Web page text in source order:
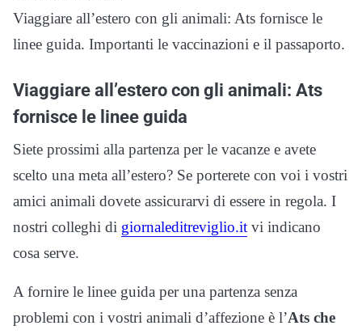
Viaggiare all’estero con gli animali: Ats fornisce le
linee guida. Importanti le vaccinazioni e il passaporto.
Viaggiare all’estero con gli animali: Ats
fornisce le linee guida
Siete prossimi alla partenza per le vacanze e avete
scelto una meta all’estero? Se porterete con voi i vostri
amici animali dovete assicurarvi di essere in regola. I
nostri colleghi di giornaleditreviglio.it vi indicano
cosa serve.
A fornire le linee guida per una partenza senza
problemi con i vostri animali d’affezione è l’Ats che